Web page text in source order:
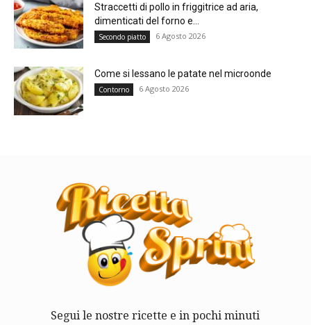
Straccetti di pollo in friggitrice ad aria,
dimenticati del forno e...
Secondo piatto 6 Agosto 2026
Come si lessano le patate nel microonde
Contorno 6 Agosto 2026
Segui le nostre ricette e in pochi minuti